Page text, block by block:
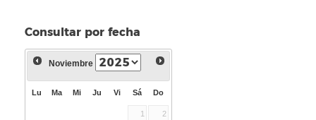
Consultar por fecha
Noviembre
Lu Ma Mi Ju Vi Sá Do
1 2